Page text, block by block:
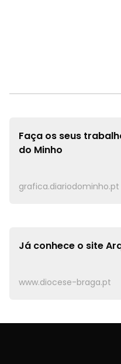
Faça os seus
do Minho
grafica.diariodominho.pt
Já conhece o site
www.diocese-braga.pt